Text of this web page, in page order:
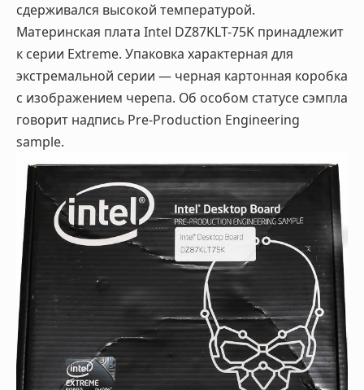
сдерживался высокой температурой.
Материнская плата Intel DZ87KLT-75K принадлежит
к серии Extreme. Упаковка характерная для
экстремальной серии — черная картонная коробка
с изображением черепа. Об особом статусе сэмпла
говорит надпись Pre-Production Engineering
sample.